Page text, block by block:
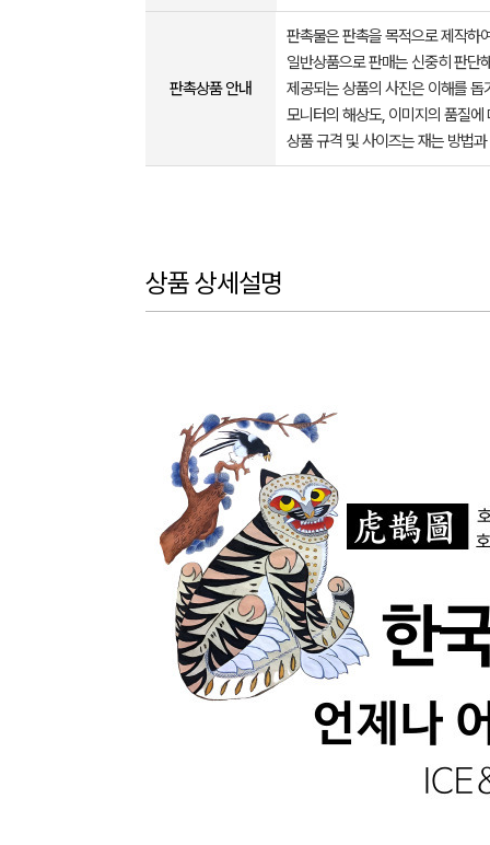
판촉상품 안내
판촉물은 판촉을 목적으로 제작하
일반상품으로 판매는 신중히 판단
제공되는 상품의 사진은 이해를
모니터의 해상도, 이미지의 품질
상품 규격 및 사이즈는 재는 방법
상품 상세설명